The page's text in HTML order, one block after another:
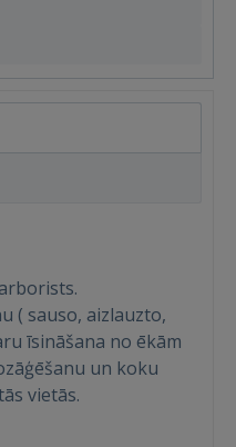
( sauso, aizlauzto,
īsināšana no ēkām
un koku
vietās.